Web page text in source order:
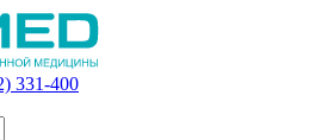
331-400